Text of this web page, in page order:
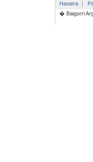
Hasiera
� Baigorri